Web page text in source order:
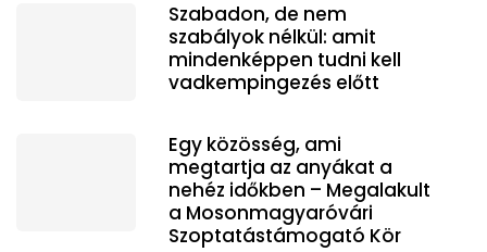
Szabadon, de nem
szabályok nélkül: amit
mindenképpen tudni kell
vadkempingezés előtt
Egy közösség, ami
megtartja az anyákat a
nehéz időkben – Megalakult
a Mosonmagyaróvári
Szoptatástámogató Kör